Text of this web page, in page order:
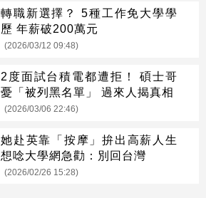
轉職新選擇？ 5種工作免大學學
歷 年薪破200萬元
(2026/03/12 09:48)
2度面試台積電都遭拒！ 碩士哥
憂「被列黑名單」 過來人揭真相
(2026/03/06 22:46)
她赴英靠「按摩」拚出高薪人生
想唸大學網急勸：別回台灣
(2026/02/26 15:28)